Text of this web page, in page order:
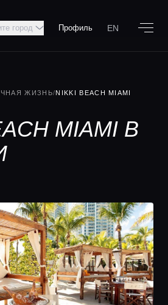
город Профиль EN
ЖИЗНЬ/NIKKI BEACH MIAMI
MIAMI В